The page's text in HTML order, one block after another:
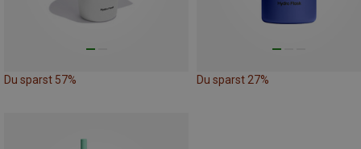
Du sparst 57% Du sparst 27%